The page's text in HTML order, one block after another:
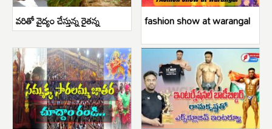
వరితో వైద్యం చేస్తున్న రైతన్న fashion show at warangal